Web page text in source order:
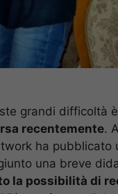
grandi difficoltà
recentemente.
ha
una breve
la possibilità di